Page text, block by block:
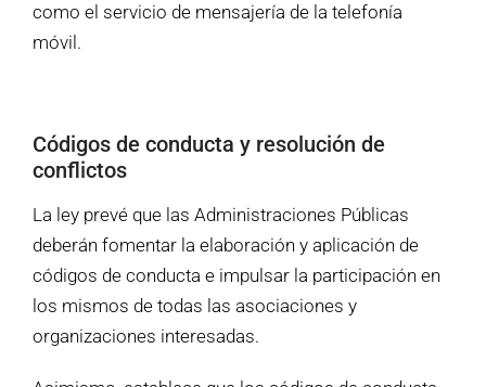
como el servicio de mensajería de la telefonía
móvil.
Códigos de conducta y resolución de
conflictos
La ley prevé que las Administraciones Públicas
deberán fomentar la elaboración y aplicación de
códigos de conducta e impulsar la participación en
los mismos de todas las asociaciones y
organizaciones interesadas.